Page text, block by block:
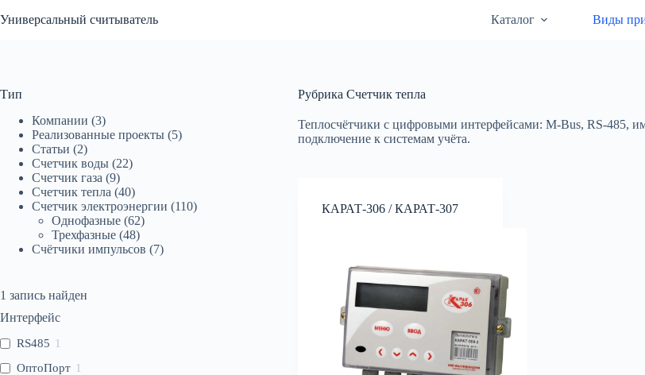
к
Универсальный считыватель Каталог Виды
Рубрика Счетчик тепла
Теплосчётчики с цифровыми интерфейсами: M-Bus, RS-485,
подключение к системам учёта.
КАРАТ-306 / КАРАТ-307
Тип
Компании (3)
Реализованные проекты (5)
Статьи (2)
Счетчик воды (22)
Счетчик газа (9)
Счетчик тепла (40)
Счетчик электроэнергии (110)
Однофазные (62)
Трехфазные (48)
Счётчики импульсов (7)
1 запись найден
Интерфейс
RS485 1
ОптоПорт 1